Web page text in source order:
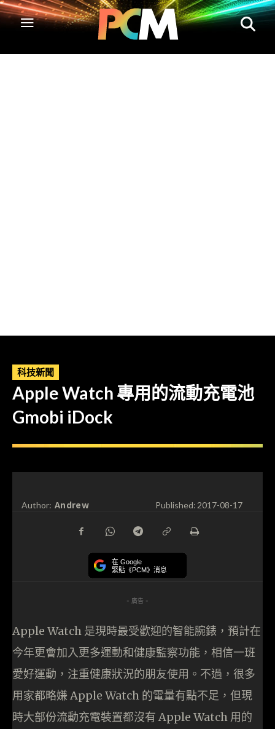
科技新聞
Apple Watch 專用的流動充電池
Gmobi iDock
Author: Andrew Published:2017-08-17
在 Google
緊貼《PCM》消息
- 廣告 -
Apple Watch 是現時最受歡迎的智能腕錶，預計在
今年更會加入更多運動和健康監察功能，相信一班
愛好運動，注重健康狀況的朋友使用。不過，很多
用家都略嫌 Apple Watch 的電量有點不足，但現
時大部份流動充電裝置都沒有 Apple Watch 用的